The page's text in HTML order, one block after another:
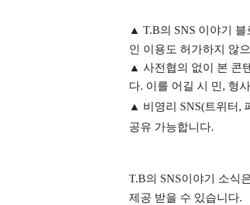
▲ T.B의 SNS 이야기 블
인 이용도 허가하지 않
▲ 사전협의 없이 본 콘
다. 이를 어길 시 민, 형
▲ 비영리 SNS(트위터,
공유 가능합니다.
T.B의 SNS이야기 소식
제공 받을 수 있습니다.